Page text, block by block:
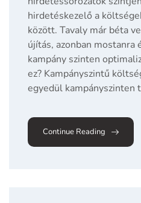
hirdetéskezelő a
között. Tavaly már béta
újítás, azonban
kampány szinten
ez? Kampányszintű
egyedül kampányszinten
Continue Reading